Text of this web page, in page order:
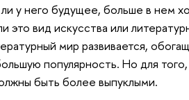
у него будущее, больше в нем
это вид искусства или
мир развивается,
популярность. Но для
быть более выпуклыми.